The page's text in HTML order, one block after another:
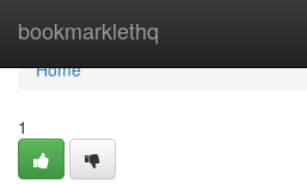
bookmarklethq
Home
Home
1